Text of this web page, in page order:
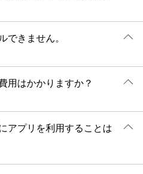
できません。
用はかかりますか？
アプリを利用することは